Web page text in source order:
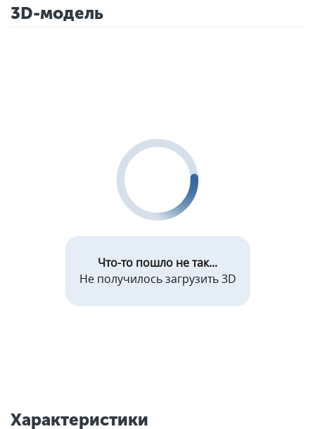
3D-модель
Что-то пошло не так...
Не получилось загрузить 3D
Характеристики